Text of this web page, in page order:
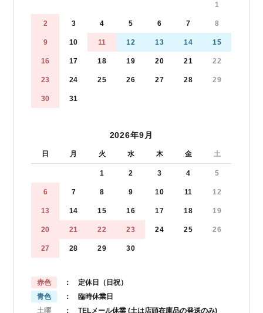
1
2 3 4 5 6 7 8
9 10 11 12 13 14 15
16 17 18 19 20 21 22
23 24 25 26 27 28 29
30 31
2026年9月
日 月 火 水 木 金 土
1 2 3 4 5
6 7 8 9 10 11 12
13 14 15 16 17 18 19
20 21 22 23 24 25 26
27 28 29 30
赤色
： 定休日（日祝）
青色
： 臨時休業日
土曜
： TELメール休業 (土は店頭在庫品の発送のみ)